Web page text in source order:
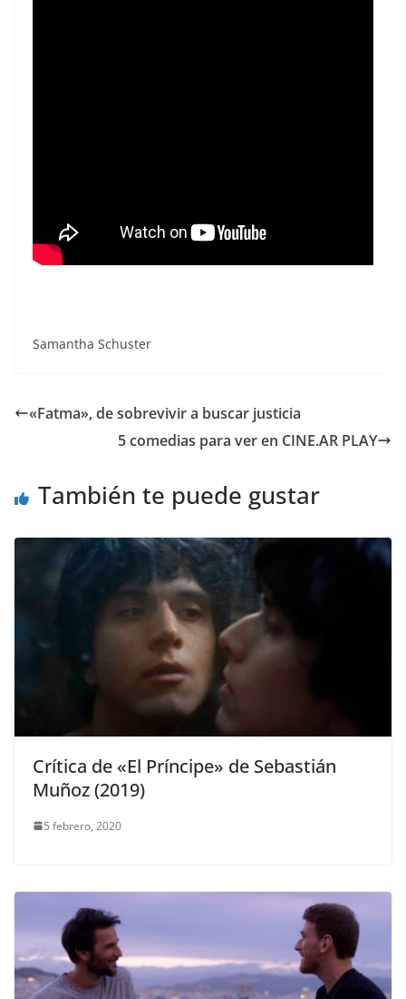
Samantha Schuster
«Fatma», de sobrevivir a buscar justicia
5 comedias para ver en CINE.AR PLAY
También te puede gustar
Crítica de «El Príncipe» de Sebastián
Muñoz (2019)
5 febrero, 2020